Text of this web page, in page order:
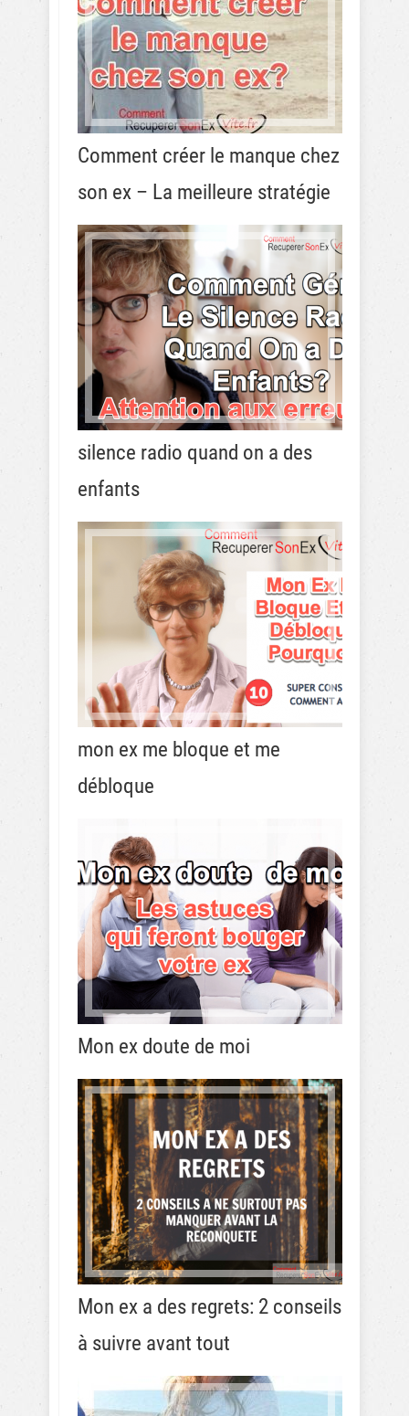
Comment créer le manque chez
son ex – La meilleure stratégie
silence radio quand on a des
enfants
mon ex me bloque et me
débloque
Mon ex doute de moi
Mon ex a des regrets: 2 conseils
à suivre avant tout